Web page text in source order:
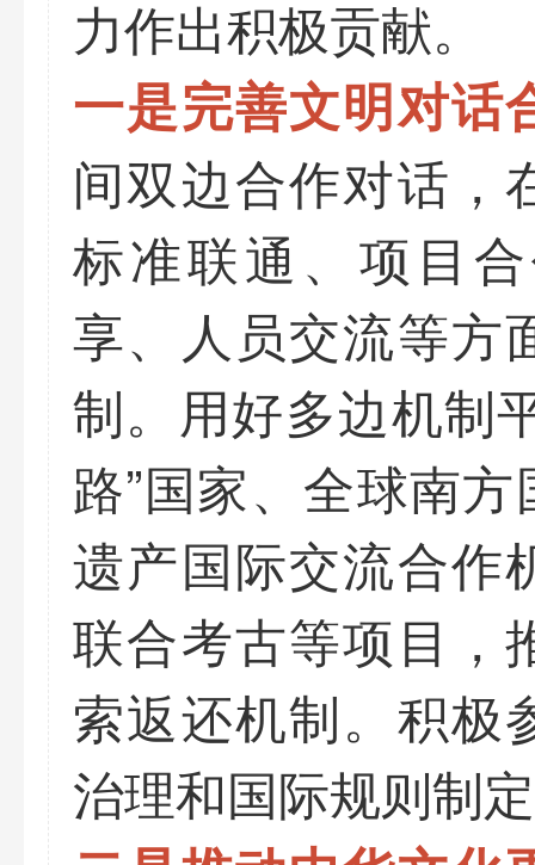
力作出积极贡献。
一是完善文明对话
间双边合作对话，
标准联通、项目
享、人员交流等方
制。用好多边机制
路”国家、全球南
遗产国际交流合作
联合考古等项目，
索返还机制。积极
治理和国际规则制